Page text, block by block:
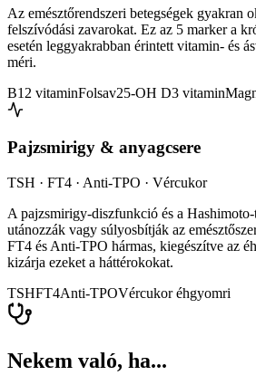
Az emésztőrendszeri betegségek gyakran
felszívódási zavarokat. Ez az 5 marker a
esetén leggyakrabban érintett vitamin- és
méri.
B12 vitaminFolsav25-OH D3 vitamin
Pajzsmirigy & anyagcsere
TSH · FT4 · Anti-TPO · Vércukor
A pajzsmirigy-diszfunkció és a
utánozzák vagy súlyosbítják az
FT4 és Anti-TPO hármas, kiegészítve az
kizárja ezeket a háttérokokat.
TSHFT4Anti-TPOVércukor éhgyomri
Nekem való, ha...